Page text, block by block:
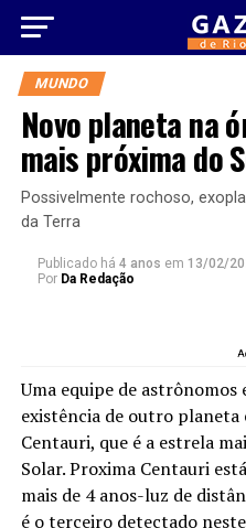
MUNDO
Novo planeta na
mais próxima do
Possivelmente rochoso,
da Terra
Publicado há 4 anos em 13/02/
Por Da Redação
Uma equipe de
existência de outro planeta
Centauri, que é a estrela
Solar. Proxima Centauri
mais de 4 anos-luz de
é o terceiro detectado